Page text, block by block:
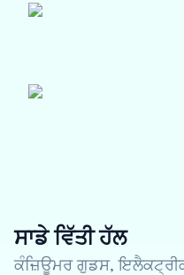
ਸਾਡੇ ਵਿੱਤੀ ਹੱਲ
ਕੰਜ਼ਿਊਮਰ ਗੁਡਸ,